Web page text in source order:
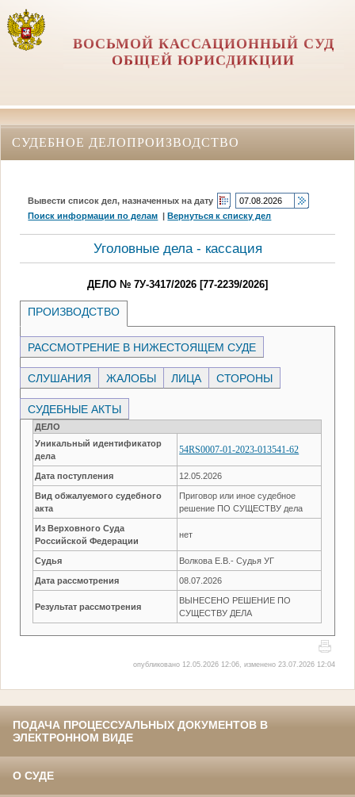
ВОСЬМОЙ КАССАЦИОННЫЙ СУД
ОБЩЕЙ ЮРИСДИКЦИИ
СУДЕБНОЕ ДЕЛОПРОИЗВОДСТВО
Вывести список дел, назначенных на дату
Поиск информации по делам |Вернуться к списку дел
Уголовные дела - кассация
ДЕЛО № 7У-3417/2026 [77-2239/2026]
ПРОИЗВОДСТВО
РАССМОТРЕНИЕ В НИЖЕСТОЯЩЕМ СУДЕ
СЛУШАНИЯ ЖАЛОБЫ ЛИЦА СТОРОНЫ
СУДЕБНЫЕ АКТЫ
ДЕЛО
Уникальный идентификатор
дела
54RS0007-01-2023-013541-62
Дата поступления 12.05.2026
Вид обжалуемого судебного
акта
Приговор или иное судебное
решение ПО СУЩЕСТВУ дела
Из Верховного Суда
Российской Федерации
нет
Судья Волкова Е.В.- Судья УГ
Дата рассмотрения 08.07.2026
Результат рассмотрения
ВЫНЕСЕНО РЕШЕНИЕ ПО
СУЩЕСТВУ ДЕЛА
опубликовано 12.05.2026 12:06, изменено 23.07.2026 12:04
ПОДАЧА ПРОЦЕССУАЛЬНЫХ ДОКУМЕНТОВ В
ЭЛЕКТРОННОМ ВИДЕ
О СУДЕ